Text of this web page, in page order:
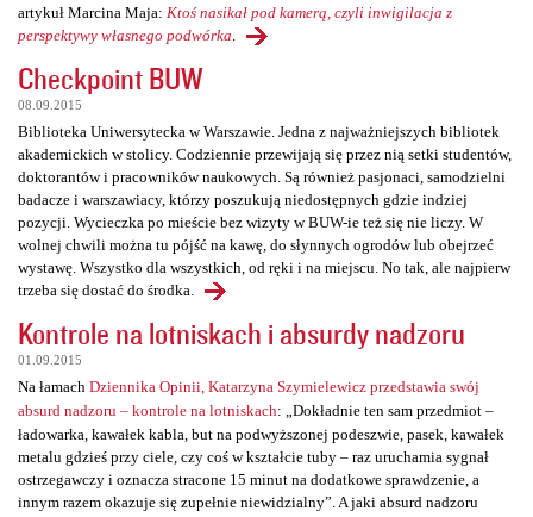
artykuł Marcina Maja: Ktoś nasikał pod kamerą, czyli inwigilacja z
perspektywy własnego podwórka
Checkpoint BUW
08.09.2015
Biblioteka Uniwersytecka w Warszawie. Jedna z najważniejszych bibliotek
akademickich w stolicy. Codziennie przewijają się przez nią setki studentów,
doktorantów i pracowników naukowych. Są również pasjonaci, samodzielni
badacze i warszawiacy, którzy poszukują niedostępnych gdzie indziej
pozycji. Wycieczka po mieście bez wizyty w BUW-ie też się nie liczy. W
wolnej chwili można tu pójść na kawę, do słynnych ogrodów lub obejrzeć
wystawę. Wszystko dla wszystkich, od ręki i na miejscu. No tak, ale najpierw
trzeba się dostać do środka.
Kontrole na lotniskach i absurdy nadzoru
01.09.2015
Na łamach Dziennika Opinii, Katarzyna Szymielewicz przedstawia swój
absurd nadzoru – kontrole na lotniskach: „Dokładnie ten sam przedmiot –
ładowarka, kawałek kabla, but na podwyższonej podeszwie, pasek, kawałek
metalu gdzieś przy ciele, czy coś w kształcie tuby – raz uruchamia sygnał
ostrzegawczy i oznacza stracone 15 minut na dodatkowe sprawdzenie, a
innym razem okazuje się zupełnie niewidzialny”. A jaki absurd nadzoru